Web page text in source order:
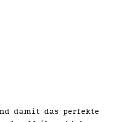
damit das perfekte